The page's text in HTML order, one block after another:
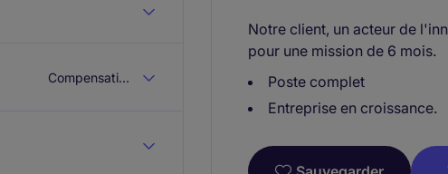
Compensation & Benefits
Notre client, un acteur de
pour une mission de 6 mois.
Poste complet
Entreprise en croissance.